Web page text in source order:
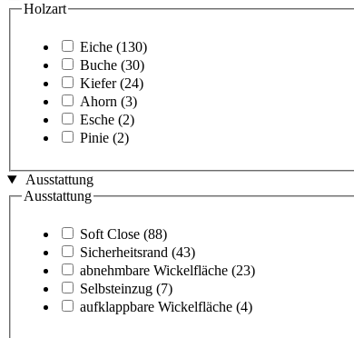
Holzart
Eiche (130)
Buche (30)
Kiefer (24)
Ahorn (3)
Esche (2)
Pinie (2)
Ausstattung
Ausstattung
Soft Close (88)
Sicherheitsrand (43)
abnehmbare Wickelfläche (23)
Selbsteinzug (7)
aufklappbare Wickelfläche (4)